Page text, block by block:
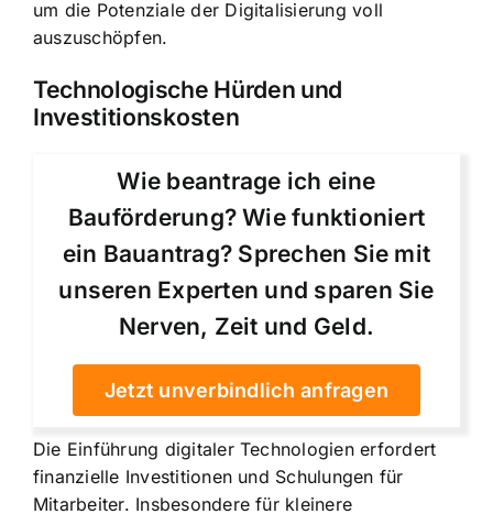
um die Potenziale der Digitalisierung voll
auszuschöpfen.
Technologische Hürden und
Investitionskosten
Wie beantrage ich eine
Bauförderung? Wie funktioniert
ein Bauantrag? Sprechen Sie mit
unseren Experten und sparen Sie
Nerven, Zeit und Geld.
Jetzt unverbindlich anfragen
Die Einführung digitaler Technologien erfordert
finanzielle Investitionen und Schulungen für
Mitarbeiter. Insbesondere für kleinere